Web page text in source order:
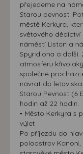
přejedeme na
Starou pevnost.
městě Kerkyra,
světového dědictví
náměstí Liston a
Spyridiona a další.
atmosféru
společné
návrat do
Starou Pevnost (6
hodin až 22 hodin.
• Město Kerkyra s
výlet
Po příjezdu do
poloostrov